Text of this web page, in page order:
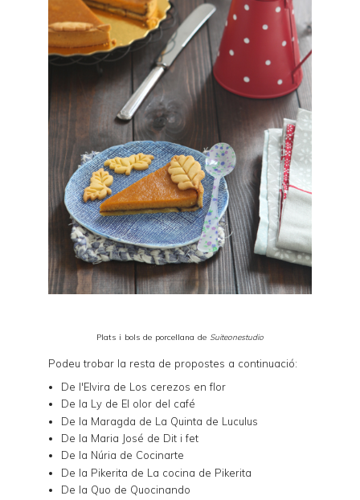
Plats i bols de porcellana de Suiteonestudio
Podeu trobar la resta de propostes a continuació:
De l'Elvira de Los cerezos en flor
De la Ly de El olor del café
De la Maragda de La Quinta de Luculus
De la Maria José de Dit i fet
De la Núria de Cocinarte
De la Pikerita de La cocina de Pikerita
De la Quo de Quocinando